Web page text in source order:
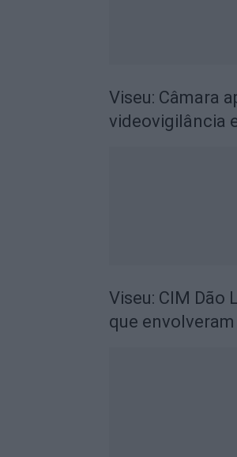
Viseu: Câmara
videovigilância
Viseu: CIM Dão
que